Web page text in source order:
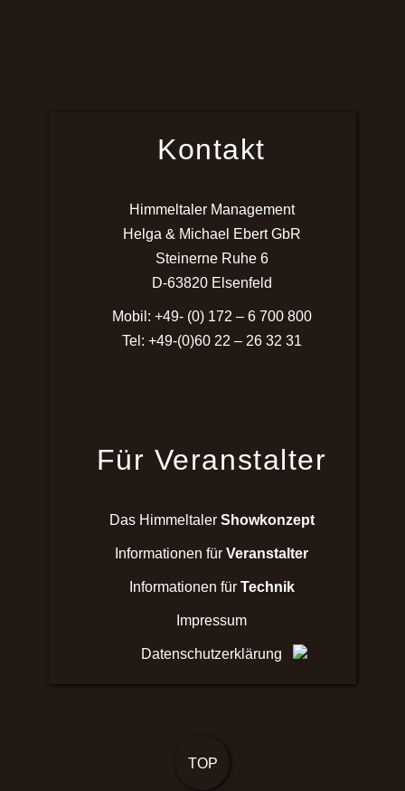
Kontakt
Himmeltaler Management
Helga & Michael Ebert GbR
Steinerne Ruhe 6
D-63820 Elsenfeld
Mobil: +49- (0) 172 – 6 700 800
Tel: +49-(0)60 22 – 26 32 31
Für Veranstalter
Das Himmeltaler Showkonzept
Informationen für Veranstalter
Informationen für Technik
Impressum
Datenschutzerklärung
TOP